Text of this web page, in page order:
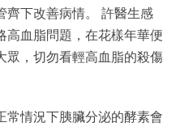
齊下改善病情。 許醫生感
高血脂問題，在花樣年華便
眾，切勿看輕高血脂的殺傷
常情況下胰臟分泌的酵素會